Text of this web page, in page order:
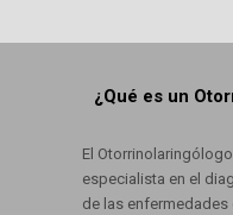
¿Qué es un
El
especialista en el
de las